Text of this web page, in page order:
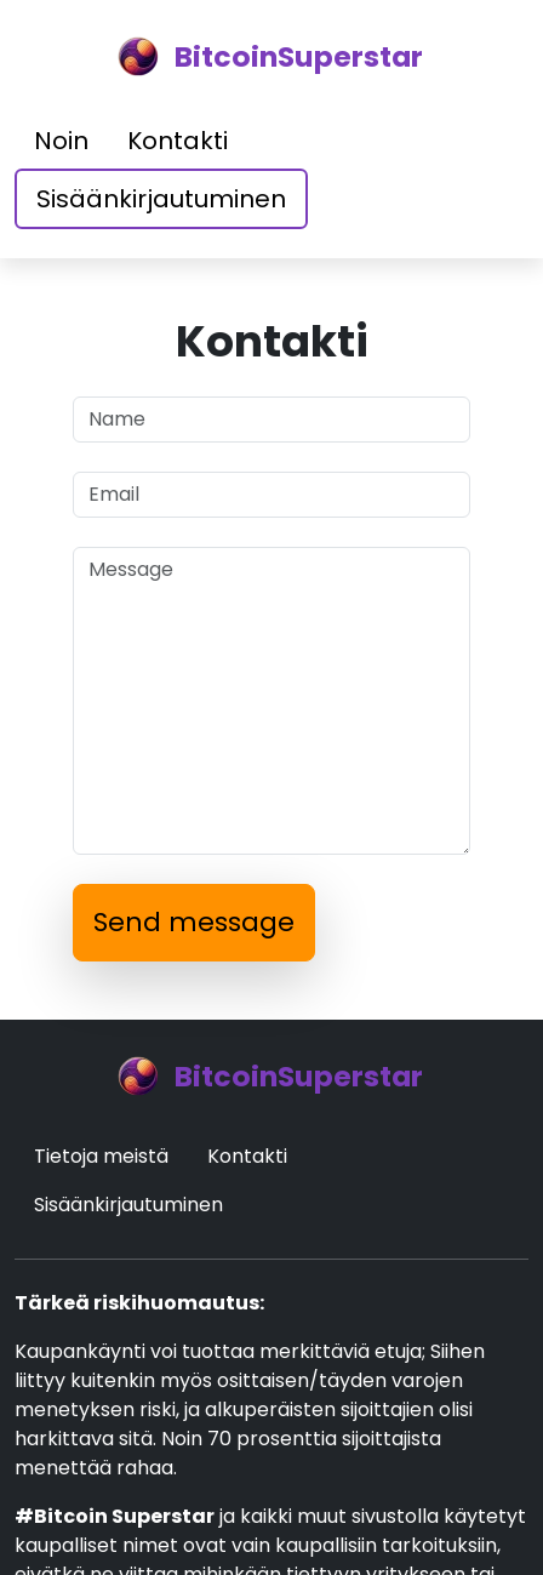
BitcoinSuperstar
Noin
Kontakti
Sisäänkirjautuminen
Kontakti
Send message
BitcoinSuperstar
Tietoja meistä
Kontakti
Sisäänkirjautuminen
Tärkeä riskihuomautus:
Kaupankäynti voi tuottaa merkittäviä etuja; Siihen
liittyy kuitenkin myös osittaisen/täyden varojen
menetyksen riski, ja alkuperäisten sijoittajien olisi
harkittava sitä. Noin 70 prosenttia sijoittajista
menettää rahaa.
#Bitcoin Superstarja kaikki muut sivustolla käytetyt
kaupalliset nimet ovat vain kaupallisiin tarkoituksiin,